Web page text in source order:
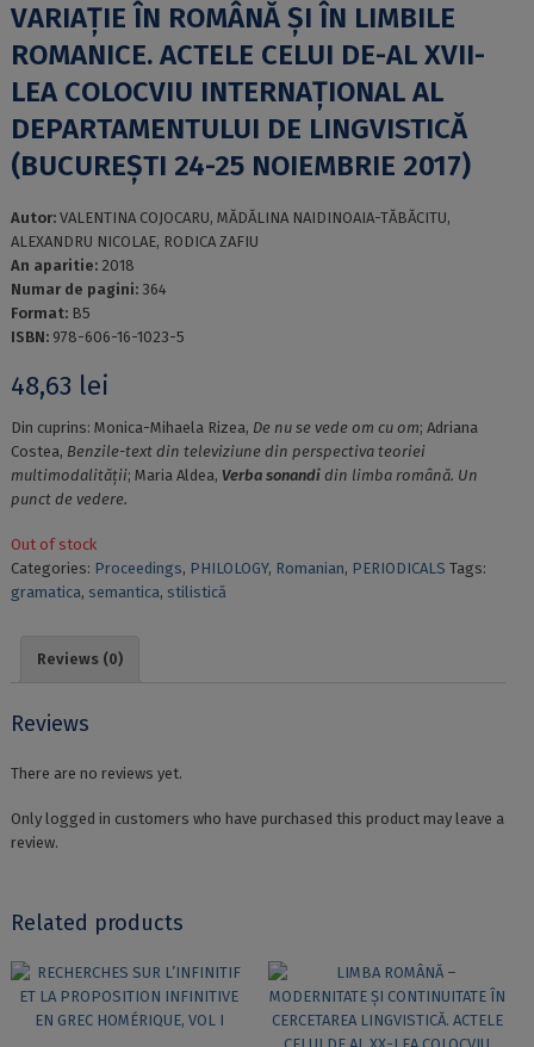
VARIAȚIE ÎN ROMÂNĂ ȘI ÎN LIMBILE
ROMANICE. ACTELE CELUI DE-AL XVII-
LEA COLOCVIU INTERNAȚIONAL AL
DEPARTAMENTULUI DE LINGVISTICĂ
(BUCUREȘTI 24-25 NOIEMBRIE 2017)
Autor: VALENTINA COJOCARU, MĂDĂLINA NAIDINOAIA-TĂBĂCITU,
ALEXANDRU NICOLAE, RODICA ZAFIU
An aparitie: 2018
Numar de pagini: 364
Format: B5
ISBN: 978-606-16-1023-5
48,63 lei
Din cuprins: Monica-Mihaela Rizea, De nu se vede om cu om; Adriana
Costea, Benzile-text din televiziune din perspectiva teoriei
multimodalității; Maria Aldea, Verba sonandidin limba română. Un
punct de vedere.
Out of stock
Categories: Proceedings, PHILOLOGY, Romanian, PERIODICALS Tags:
gramatica, semantica, stilistică
Reviews (0)
Reviews
There are no reviews yet.
Only logged in customers who have purchased this product may leave a
review.
Related products